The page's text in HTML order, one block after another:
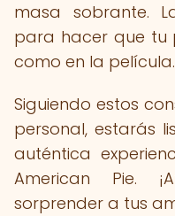
masa sobrante.
para hacer que tu
como en la película.
Siguiendo estos
personal, estarás
auténtica
American Pie.
sorprender a tus